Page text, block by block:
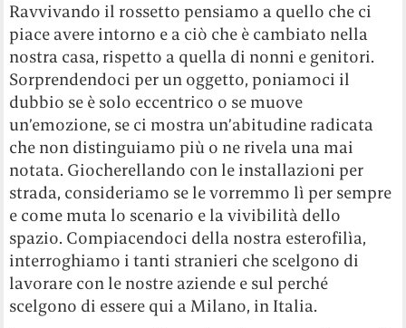
Ravvivando il rossetto pensiamo a quello che ci
piace avere intorno e a ciò che è cambiato nella
nostra casa, rispetto a quella di nonni e genitori.
Sorprendendoci per un oggetto, poniamoci il
dubbio se è solo eccentrico o se muove
un’emozione, se ci mostra un’abitudine radicata
che non distinguiamo più o ne rivela una mai
notata. Giocherellando con le installazioni per
strada, consideriamo se le vorremmo lì per sempre
e come muta lo scenario e la vivibilità dello
spazio. Compiacendoci della nostra esterofilìa,
interroghiamo i tanti stranieri che scelgono di
lavorare con le nostre aziende e sul perché
scelgono di essere qui a Milano, in Italia.